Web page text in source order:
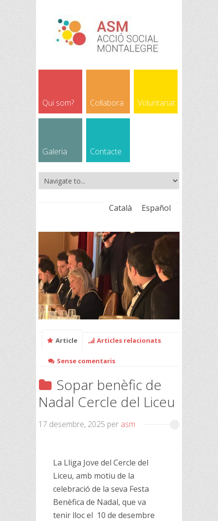
Qui som? Col·labora Voluntariat
Galeria Contacte
Català Español
Article Articles relacionats
Sense comentaris
Sopar benèfic de
Nadal Cercle del Liceu
17 desembre, 2025 per asm
La Lliga Jove del Cercle del
Liceu, amb motiu de la
celebració de la seva Festa
Benèfica de Nadal, que va
tenir lloc el 10 de desembre